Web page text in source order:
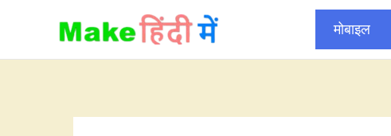
content
मोबाइल